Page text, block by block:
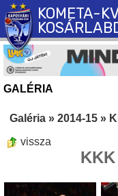
KOMETA-
GALÉRIA
Galéria » 2014-15 »
vissza